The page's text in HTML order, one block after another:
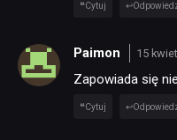
Cytuj
Paimon 15
Zapowiada się
Cytuj